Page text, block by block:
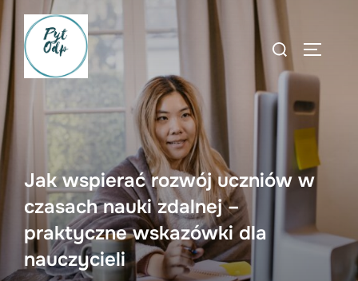
Skip
to
content
Search
Jak wspierać rozwój uczniów w
czasach nauki zdalnej –
praktyczne wskazówki dla
nauczycieli